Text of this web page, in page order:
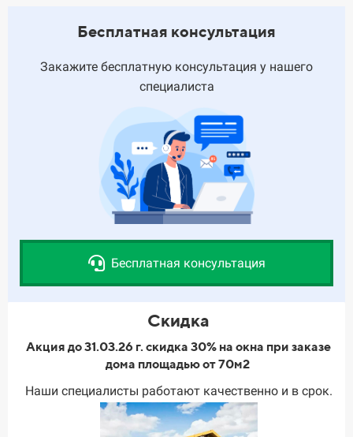
Бесплатная консультация
Закажите бесплатную консультация у нашего
специалиста
Бесплатная консультация
Скидка
Акция до 31.03.26 г. скидка 30% на окна при заказе
дома площадью от 70м2
Наши специалисты работают качественно и в срок.